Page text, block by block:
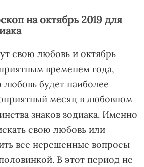
на октябрь 2019 для
свою любовь и октябрь
временем года,
любовь будет наиболее
месяц в любовном
знаков зодиака. Именно
свою любовь или
все нерешенные вопросы
В этот период не